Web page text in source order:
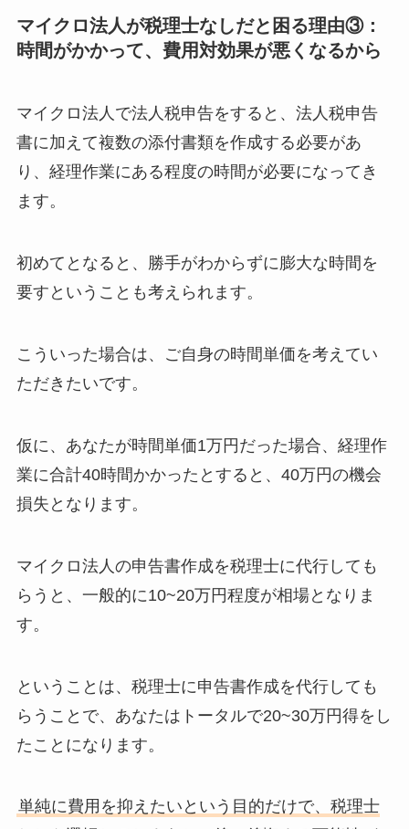
マイクロ法人が税理士なしだと困る理由③：
時間がかかって、費用対効果が悪くなるから
マイクロ法人で法人税申告をすると、法人税申告
書に加えて複数の添付書類を作成する必要があ
り、経理作業にある程度の時間が必要になってき
ます。
初めてとなると、勝手がわからずに膨大な時間を
要すということも考えられます。
こういった場合は、ご自身の時間単価を考えてい
ただきたいです。
仮に、あなたが時間単価1万円だった場合、経理作
業に合計40時間かかったとすると、40万円の機会
損失となります。
マイクロ法人の申告書作成を税理士に代行しても
らうと、一般的に10~20万円程度が相場となりま
す。
ということは、税理士に申告書作成を代行しても
らうことで、あなたはトータルで20~30万円得をし
たことになります。
単純に費用を抑えたいという目的だけで、税理士